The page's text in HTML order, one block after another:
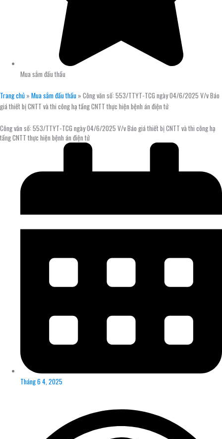
Mua sắm đấu thầu
Trang chủ » Mua sắm đấu thầu » Công văn số: 553/TTYT-TCG ngày 04/6/2025 V/v Báo
giá thiết bị CNTT và thi công hạ tầng CNTT thực hiện bệnh án điện tử
Công văn số: 553/TTYT-TCG ngày 04/6/2025 V/v Báo giá thiết bị CNTT và thi công hạ
tầng CNTT thực hiện bệnh án điện tử
Tháng 6 4, 2025